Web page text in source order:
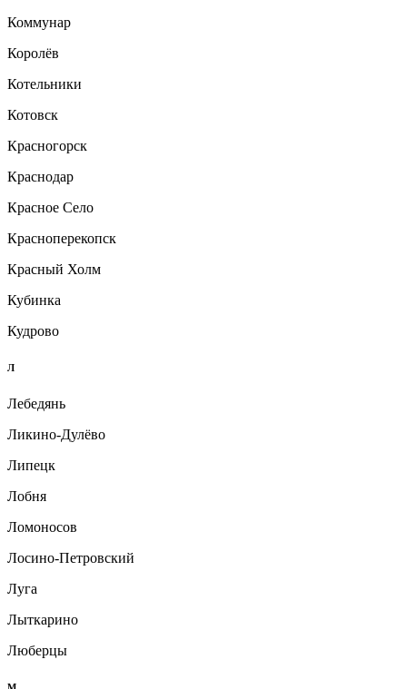
Коммунар
Королёв
Котельники
Котовск
Красногорск
Краснодар
Красное Село
Красноперекопск
Красный Холм
Кубинка
Кудрово
Л
Лебедянь
Ликино-Дулёво
Липецк
Лобня
Ломоносов
Лосино-Петровский
Луга
Лыткарино
Люберцы